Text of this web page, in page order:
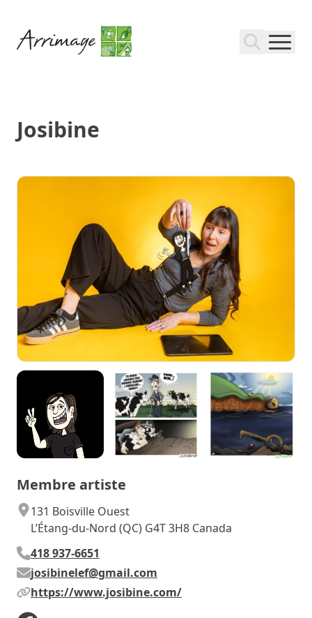
Josibine
Membre artiste
131 Boisville Ouest
L’Étang-du-Nord (QC) G4T 3H8 Canada
418 937-6651
josibinelef@gmail.com
https://www.josibine.com/